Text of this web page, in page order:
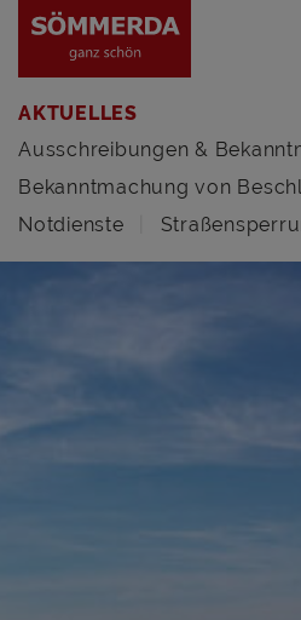
AKTUELLES
Ausschreibungen &
Bekanntmachung von
Notdienste